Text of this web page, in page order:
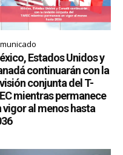
Estados Unidos y
continuarán con la
conjunta del T-
mientras permanece
vigor al menos hasta